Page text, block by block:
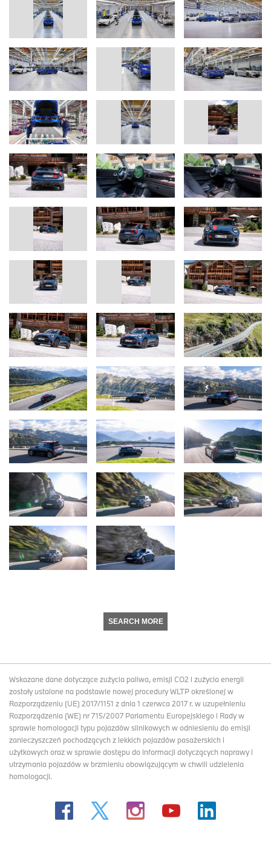
SEARCH MORE
Wskazane dane dotyczące zużycia paliwa, emisji CO2 i zużycia energii
zostały ustalone na podstawie nowej procedury WLTP określonej w
Rozporządzeniu (UE) 2017/1151 z dnia 1 czerwca 2017 r. w uzupełnieniu
Rozporządzenia (WE) nr 715/2007 Parlamentu Europejskiego i Rady w
sprawie homologacji typu pojazdów silnikowych w odniesieniu do emisji
zanieczyszczeń pochodzących z lekkich pojazdów pasażerskich i
użytkowych oraz w sprawie dostępu do informacji dotyczących naprawy i
utrzymania pojazdów w brzmieniu obowiązującym w chwili udzielenia
homologacji.